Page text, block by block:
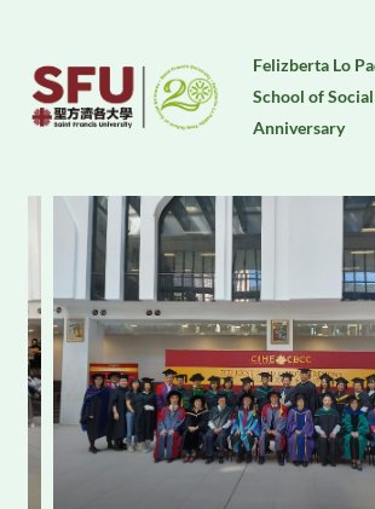
Felizberta Lo
School of
Anniversary